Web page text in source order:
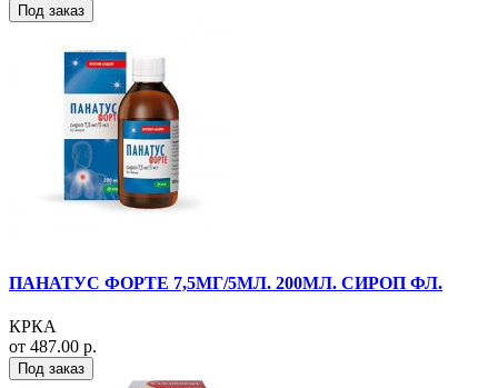
Под заказ
ПАНАТУС ФОРТЕ 7,5МГ/5МЛ. 200МЛ. СИРОП ФЛ.
КРКА
от 487.00 р.
Под заказ